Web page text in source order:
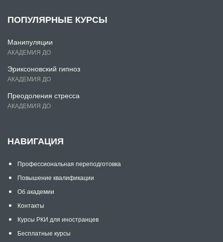
ПОПУЛЯРНЫЕ КУРСЫ
Манипуляции
АКАДЕМИЯ ДО
Эриксоновский гипноз
АКАДЕМИЯ ДО
Преодоления стресса
АКАДЕМИЯ ДО
НАВИГАЦИЯ
Профессиональная переподготовка
Повышение квалификации
Об академии
Контакты
Курсы РКИ для иностранцев
Бесплатные курсы